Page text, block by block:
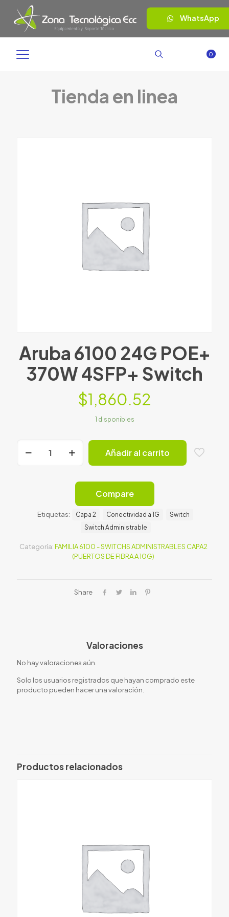
WhatsApp
0
Tienda en linea
Aruba 6100 24G POE+
370W 4SFP+ Switch
$1,860.52
1 disponibles
6100
cantidad
Añadir al carrito
Compare
Categoría:FAMILIA 6100 - SWITCHS ADMINISTRABLES CAPA2
(PUERTOS DE FIBRA A 10G)
Etiquetas: Capa 2 Conectividad a 1G
Switch
Switch Administrable
Share
Valoraciones
No hay valoraciones aún.
Solo los usuarios registrados que hayan comprado este
producto pueden hacer una valoración.
Productos relacionados